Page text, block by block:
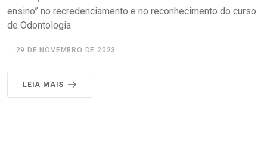
ensino” no recredenciamento e no reconhecimento do curso
de Odontologia
29 DE NOVEMBRO DE 2023
LEIA MAIS